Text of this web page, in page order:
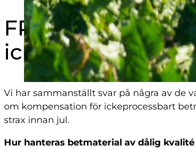
FRÅGOR OCH
icke processbart
Vi har sammanställt svar på några av de
om kompensation för ickeprocessbart
strax innan jul.
Hur hanteras betmaterial av dålig